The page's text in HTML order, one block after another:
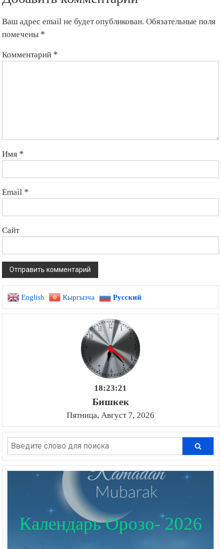
Ваш адрес email не будет опубликован. Обязательные поля
помечены *
Комментарий *
Имя *
Email *
Сайт
English Кыргызча Русский
18:23:22
Бишкек
Пятница, Август 7, 2026
Календарь Орозо- 2026